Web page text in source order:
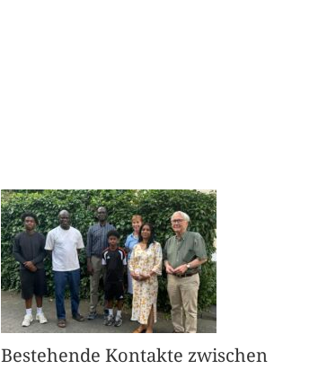
Bestehende Kontakte zwischen